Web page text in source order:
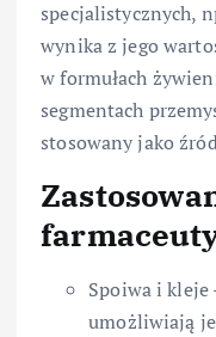
specjalistycznych,
wynika z jego
w formułach
segmentach
stosowany jako
Spoiwa i kleje
umożliwiają